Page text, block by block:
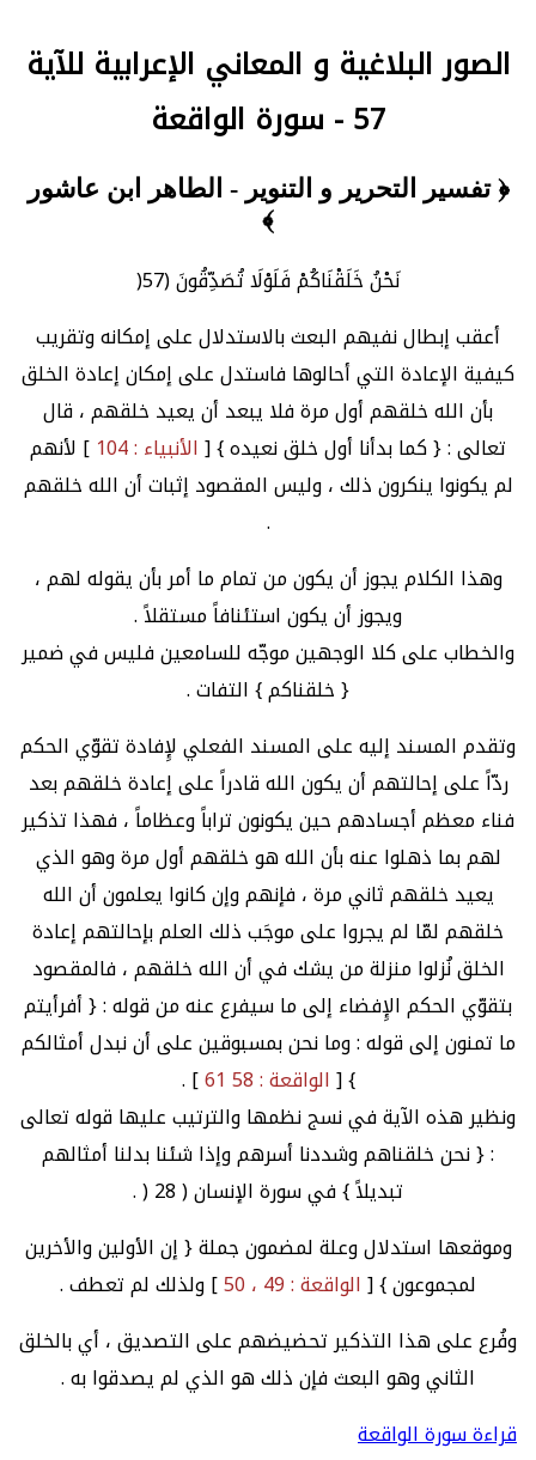
الصور البلاغية و المعاني الإعرابية للآية
57 - سورة الواقعة
﴿ تفسير التحرير و التنوير - الطاهر ابن عاشور
﴾
نَحْنُ خَلَقْنَاكُمْ فَلَوْلَا تُصَدِّقُونَ (57(
أعقب إبطال نفيهم البعث بالاستدلال على إمكانه وتقريب
كيفية الإعادة التي أحالوها فاستدل على إمكان إعادة الخلق
بأن الله خلقهم أول مرة فلا يبعد أن يعيد خلقهم ، قال
تعالى : { كما بدأنا أول خلق نعيده } [الأنبياء : 104
] لأنهم
لم يكونوا ينكرون ذلك ، وليس المقصود إثبات أن الله خلقهم
.
وهذا الكلام يجوز أن يكون من تمام ما أمر بأن يقوله لهم ،
ويجوز أن يكون استئنافاً مستقلاً .
والخطاب على كلا الوجهين موجّه للسامعين فليس في ضمير
{ خلقناكم } التفات .
وتقدم المسند إليه على المسند الفعلي لإِفادة تقوّي الحكم
ردّاً على إحالتهم أن يكون الله قادراً على إعادة خلقهم بعد
فناء معظم أجسادهم حين يكونون تراباً وعظاماً ، فهذا تذكير
لهم بما ذهلوا عنه بأن الله هو خلقهم أول مرة وهو الذي
يعيد خلقهم ثاني مرة ، فإنهم وإن كانوا يعلمون أن الله
خلقهم لمّا لم يجروا على موجَب ذلك العلم بإحالتهم إعادة
الخلق نُزلوا منزلة من يشك في أن الله خلقهم ، فالمقصود
بتقوّي الحكم الإِفضاء إلى ما سيفرع عنه من قوله : { أفرأيتم
ما تمنون إلى قوله : وما نحن بمسبوقين على أن نبدل أمثالكم
} [الواقعة : 58 61
] .
ونظير هذه الآية في نسج نظمها والترتيب عليها قوله تعالى
: { نحن خلقناهم وشددنا أسرهم وإذا شئنا بدلنا أمثالهم
تبديلاً } في سورة الإنسان ( 28 ( .
وموقعها استدلال وعلة لمضمون جملة { إن الأولين والأخرين
لمجموعون } [الواقعة : 49 ، 50
] ولذلك لم تعطف .
وفُرع على هذا التذكير تحضيضهم على التصديق ، أي بالخلق
الثاني وهو البعث فإن ذلك هو الذي لم يصدقوا به .
قراءة سورة الواقعة